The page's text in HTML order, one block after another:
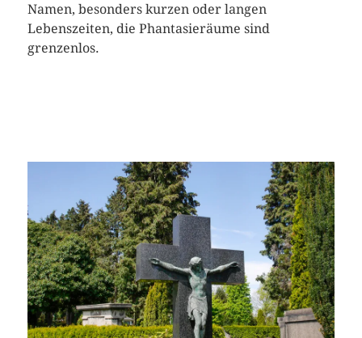
Namen, besonders kurzen oder langen
Lebenszeiten, die Phantasieräume sind
grenzenlos.